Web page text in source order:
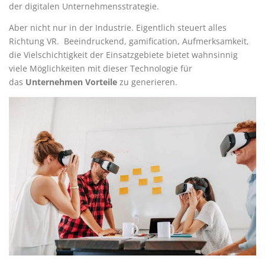
der digitalen Unternehmensstrategie.
Aber nicht nur in der Industrie. Eigentlich steuert alles
Richtung VR. Beeindruckend, gamification, Aufmerksamkeit,
die Vielschichtigkeit der Einsatzgebiete bietet wahnsinnig
viele Möglichkeiten mit dieser Technologie für
das Unternehmen Vorteile zu generieren.